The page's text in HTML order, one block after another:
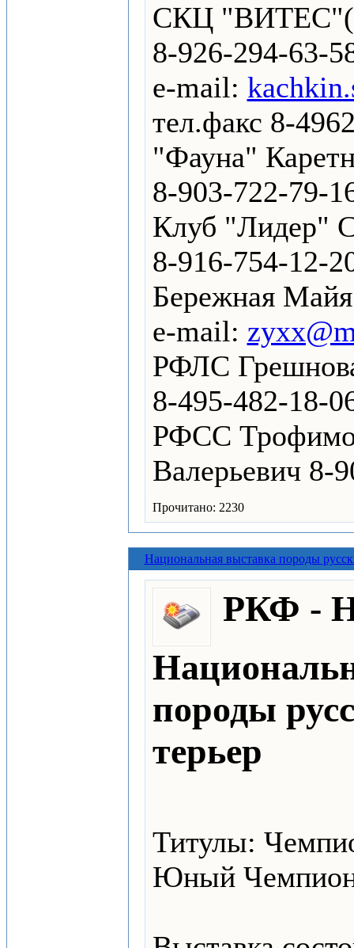
CКЦ "ВИТЕС"(
8-926-294-63-
е-mail:
тел.факс 8-
"Фауна"
8-903-722-79-
Клуб "Лидер"
8-916-754-12-
Бережная
е-mail:
РФЛС
8-495-482-18-
РФСС
Валерьевич 8-
Прочитано: 2230
Национальная выставка породы
РКФ -
породы
терьер
Титулы:
Юный